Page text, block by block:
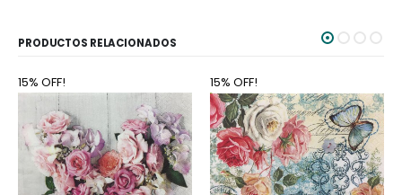
PRODUCTOS RELACIONADOS
15% OFF! 15% OFF!